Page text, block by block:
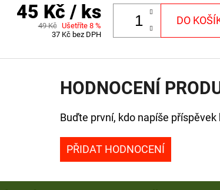
45 Kč / ks
49 Kč Ušetříte 8 %
37 Kč bez DPH
DO
HODNOCENÍ
Buďte první, kdo napíše
PŘIDAT HODNOCENÍ